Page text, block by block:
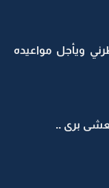
ويأجل مواعيده
برى ..